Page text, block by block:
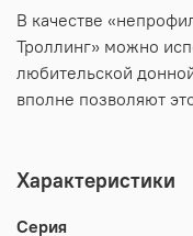
В качестве
Троллинг» можно
любительской
вполне позволяют
Характеристики
Серия